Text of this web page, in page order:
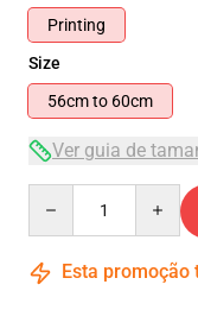
Printing
Size
56cm to 60cm
Ver guia de
Esta promoção